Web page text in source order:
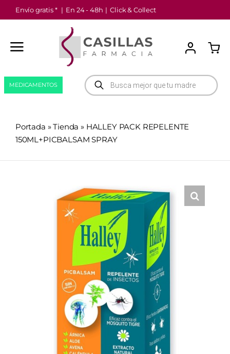
Saltar
al
Envío gratis * | En 24 - 48h | Click & Collect
Búsqueda
de
productos
MEDICAMENTOS
Portada »Tienda » HALLEY PACK REPELENTE
150ML+PICBALSAM SPRAY